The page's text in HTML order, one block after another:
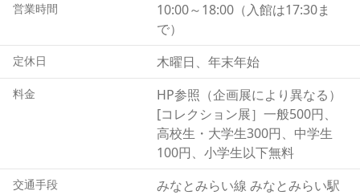
市民のアトリエという部屋が用意されており、そこでは横
浜市民でなくとも、油絵や日本画、陶芸、彫刻、版画など
を学ぶことができます。
また、12歳以下の子どもを対象とする子どものアトリエ
も用意されており、子どもたちはそこで粘土や絵の具、紙
などを使い、のびのびと遊びながら美術を体験します。
営業時間
10:00～18:00（入館は17:30ま
で）
定休日 木曜日、年末年始
料金
HP参照（企画展により異なる）
[コレクション展］一般500円、
高校生・大学生300円、中学生
100円、小学生以下無料
交通手段
みなとみらい線 みなとみらい駅